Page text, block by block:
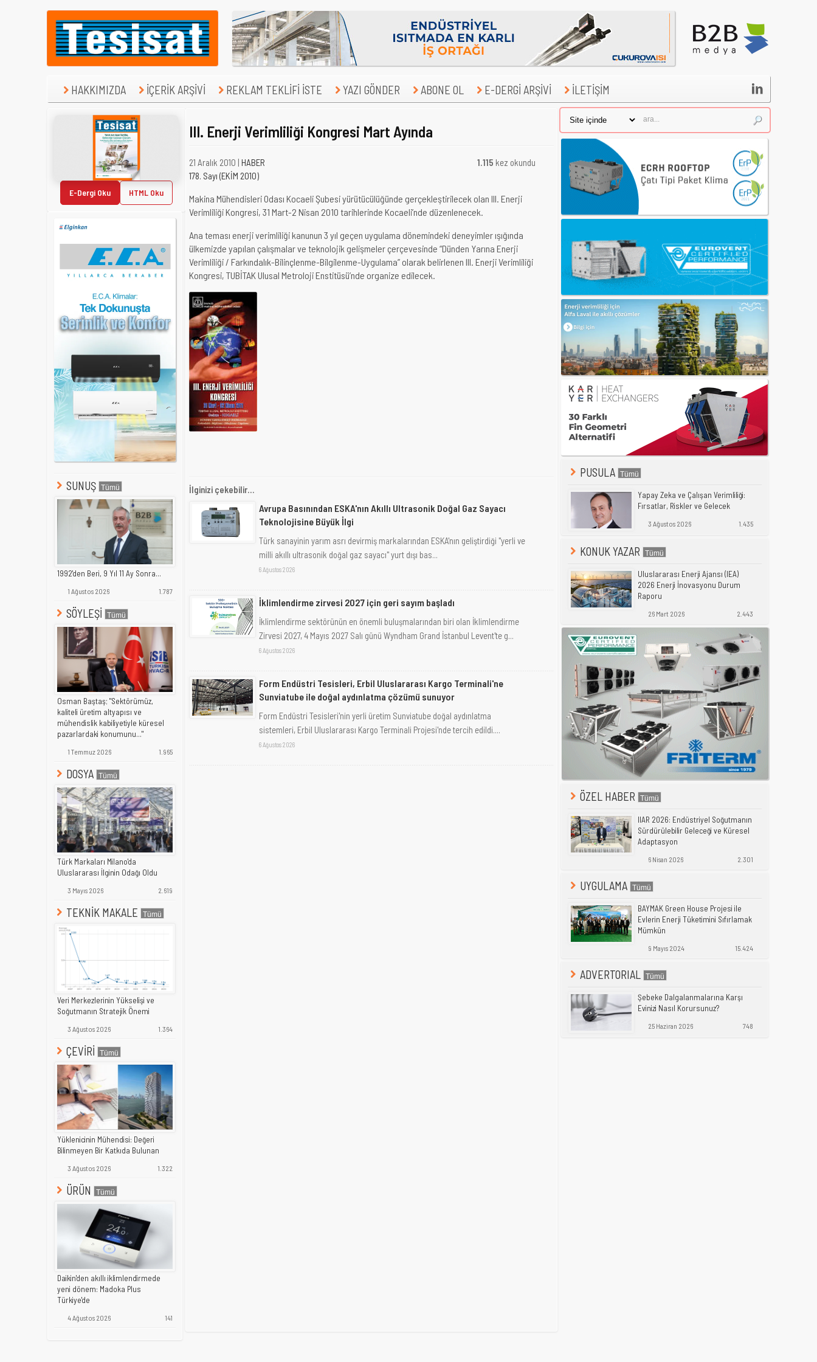
HAKKIMIZDA İÇERİK ARŞİVİ REKLAM TEKLİFİ İSTE YAZI GÖNDER ABONE OL E-DERGİ ARŞİVİ İLETİŞİM 
E-Dergi Oku HTML Oku
SUNUŞ
1992'den Beri, 9 Yıl 11 Ay Sonra...
1 Ağustos 2026 1.787
SÖYLEŞİ
Osman Baştaş; "Sektörümüz,
kaliteli üretim altyapısı ve
mühendislik kabiliyetiyle küresel
pazarlardaki konumunu..."
1 Temmuz 2026 1.965
DOSYA
Türk Markaları Milano'da
Uluslararası İlginin Odağı Oldu
3 Mayıs 2026 2.619
TEKNİK MAKALE
Veri Merkezlerinin Yükselişi ve
Soğutmanın Stratejik Önemi
3 Ağustos 2026 1.364
ÇEVİRİ
Yüklenicinin Mühendisi: Değeri
Bilinmeyen Bir Katkıda Bulunan
3 Ağustos 2026 1.322
ÜRÜN
Daikin'den akıllı iklimlendirmede
yeni dönem: Madoka Plus
Türkiye'de
4 Ağustos 2026 141
III. Enerji Verimliliği Kongresi Mart Ayında
21 Aralık 2010 | HABER
178. Sayı (EKİM 2010)
1.115 kez okundu
Makina Mühendisleri Odası Kocaeli Şubesi yürütücülüğünde gerçekleştirilecek olan III. Enerji
Verimliliği Kongresi, 31 Mart-2 Nisan 2010 tarihlerinde Kocaeli’nde düzenlenecek.
Ana teması enerji verimliliği kanunun 3 yıl geçen uygulama dönemindeki deneyimler ışığında
ülkemizde yapılan çalışmalar ve teknolojik gelişmeler çerçevesinde “Dünden Yarına Enerji
Verimliliği / Farkındalık-Bilinçlenme-Bilgilenme-Uygulama” olarak belirlenen III. Enerji Verimliliği
Kongresi, TUBİTAK Ulusal Metroloji Enstitüsü’nde organize edilecek.
İlginizi çekebilir...
Avrupa Basınından ESKA'nın Akıllı Ultrasonik Doğal Gaz Sayacı
Teknolojisine Büyük İlgi
Türk sanayinin yarım asrı devirmiş markalarından ESKA'nın geliştirdiği "yerli ve
milli akıllı ultrasonik doğal gaz sayacı" yurt dışı bas...
6 Ağustos 2026
İklimlendirme zirvesi 2027 için geri sayım başladı
İklimlendirme sektörünün en önemli buluşmalarından biri olan İklimlendirme
Zirvesi 2027, 4 Mayıs 2027 Salı günü Wyndham Grand İstanbul Levent'te g...
6 Ağustos 2026
Form Endüstri Tesisleri, Erbil Uluslararası Kargo Terminali'ne
Sunviatube ile doğal aydınlatma çözümü sunuyor
Form Endüstri Tesisleri'nin yerli üretim Sunviatube doğal aydınlatma
sistemleri, Erbil Uluslararası Kargo Terminali Projesi'nde tercih edildi....
6 Ağustos 2026
PUSULA
Yapay Zeka ve Çalışan Verimliliği:
Fırsatlar, Riskler ve Gelecek
3 Ağustos 2026 1.435
KONUK YAZAR
Uluslararası Enerji Ajansı (IEA)
2026 Enerji İnovasyonu Durum
Raporu
26 Mart 2026 2.443
ÖZEL HABER
IIAR 2026: Endüstriyel Soğutmanın
Sürdürülebilir Geleceği ve Küresel
Adaptasyon
6 Nisan 2026 2.301
UYGULAMA
BAYMAK Green House Projesi ile
Evlerin Enerji Tüketimini Sıfırlamak
Mümkün
9 Mayıs 2024 15.424
ADVERTORIAL
Şebeke Dalgalanmalarına Karşı
Evinizi Nasıl Korursunuz?
25 Haziran 2026 748